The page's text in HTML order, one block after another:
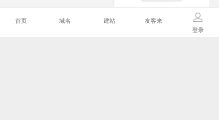
首页 域名 建站
友客来
登录